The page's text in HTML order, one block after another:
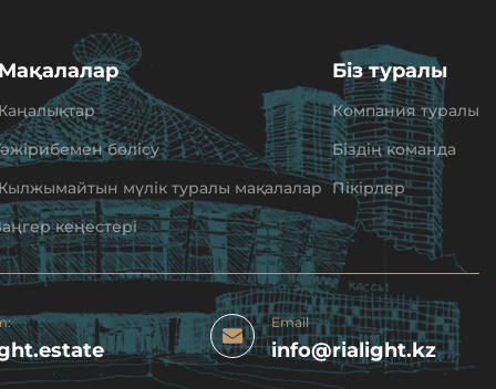
бөлісу
мүлік туралы мақалалар
кеңестері
Біз туралы
Компания туралы
Біздің команда
Пікірлер
Email
info@rialight.kz